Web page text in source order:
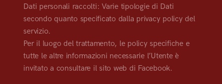
Dati personali raccolti: Varie tipologie di Dati
secondo quanto specificato dalla privacy policy del
servizio.
Per il luogo del trattamento, le policy specifiche e
tutte le altre informazioni necessarie l’Utente è
invitato a consultare il sito web di Facebook.